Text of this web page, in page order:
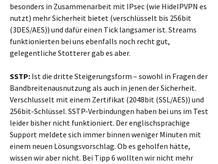
besonders in Zusammenarbeit mit IPsec (wie HideIPVPN es
nutzt) mehr Sicherheit bietet (verschlüsselt bis 256bit
(3DES/AES)) und dafür einen Tick langsamer ist. Streams
funktionierten bei uns ebenfalls noch recht gut,
gelegentliche Stotterer gab es aber.
SSTP: Ist die dritte Steigerungsform – sowohl in Fragen der
Bandbreitenausnutzung als auch in jenen der Sicherheit.
Verschlusselt mit einem Zertifikat (2048bit (SSL/AES)) und
256bit-Schlüssel. SSTP-Verbindungen haben bei uns im Test
leider bisher nicht funktioniert. Der englischsprachige
Support meldete sich immer binnen weniger Minuten mit
einem neuen Lösungsvorschlag. Ob es geholfen hätte,
wissen wir aber nicht. Bei Tipp 6 wollten wir nicht mehr